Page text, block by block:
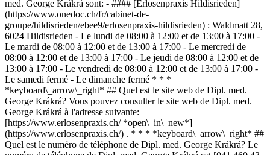
med. George Krákrá sont: - #### [Erlosenpraxis Hildisrieden]
(https://www.onedoc.ch/fr/cabinet-de-
groupe/hildisrieden/ebee9/erlosenpraxis-hildisrieden) : Waldmatt 28,
6024 Hildisrieden - Le lundi de 08:00 à 12:00 et de 13:00 à 17:00 -
Le mardi de 08:00 à 12:00 et de 13:00 à 17:00 - Le mercredi de
08:00 à 12:00 et de 13:00 à 17:00 - Le jeudi de 08:00 à 12:00 et de
13:00 à 17:00 - Le vendredi de 08:00 à 12:00 et de 13:00 à 17:00 -
Le samedi fermé - Le dimanche fermé * * *
*keyboard\_arrow\_right* ## Quel est le site web de Dipl. med.
George Krákrá? Vous pouvez consulter le site web de Dipl. med.
George Krákrá à l'adresse suivante:
[https://www.erlosenpraxis.ch/ *open\_in\_new*]
(https://www.erlosenpraxis.ch/) . * * * *keyboard\_arrow\_right* ##
Quel est le numéro de téléphone de Dipl. med. George Krákrá? Le